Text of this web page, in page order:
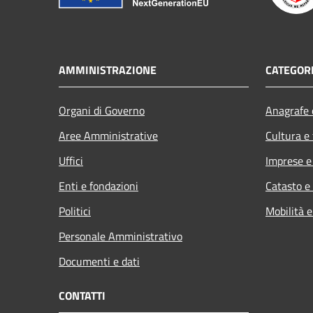
AMMINISTRAZIONE
Organi di Governo
Aree Amministrative
Uffici
Enti e fondazioni
Politici
Personale Amministrativo
Documenti e dati
Cultura
Imprese
Catasto
Mobilità
CONTATTI